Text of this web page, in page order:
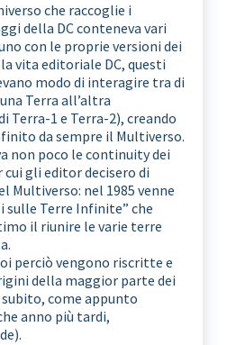
che raccoglie i
della DC conteneva vari
con le proprie versioni dei
vita editoriale DC, questi
modo di interagire tra di
Terra all’altra
Terra-1 e Terra-2), creando
da sempre il Multiverso.
non poco le continuity dei
gli editor decisero di
Multiverso: nel 1985 venne
sulle Terre Infinite” che
il riunire le varie terre
perciò vengono riscritte e
della maggior parte dei
come appunto
anno più tardi,